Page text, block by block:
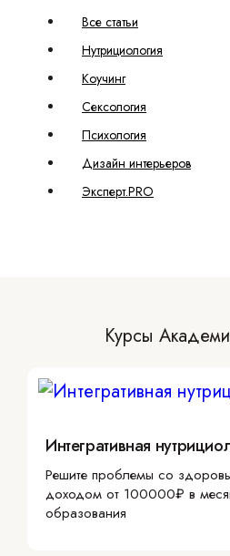
Все статьи
Нутрициология
Коучинг
Сексология
Психология
Дизайн интерьеров
Эксперт.PRO
Курсы
Интегративная
Решите проблемы со
доходом от 100000₽ в
образования